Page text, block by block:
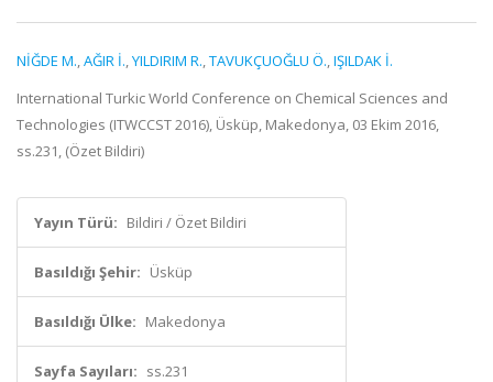
NİĞDE M.,AĞIR İ.,YILDIRIM R.,TAVUKÇUOĞLU Ö.,IŞILDAK İ.
International Turkic World Conference on Chemical Sciences and
Technologies (ITWCCST 2016), Üsküp, Makedonya, 03 Ekim 2016,
ss.231, (Özet Bildiri)
Yayın Türü: Bildiri / Özet Bildiri
Basıldığı Şehir: Üsküp
Basıldığı Ülke: Makedonya
Sayfa Sayıları: ss.231